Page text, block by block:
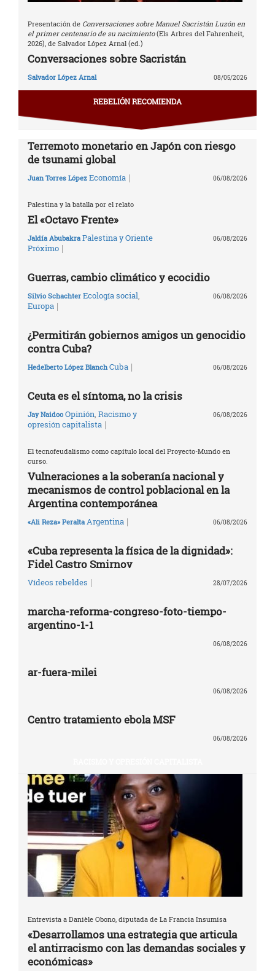
Presentación de Conversaciones sobre Manuel Sacristán Luzón en
el primer centenario de su nacimiento(Els Arbres del Fahrenheit,
2026), de Salvador López Arnal (ed.)
Conversaciones sobre Sacristán
Salvador López Arnal 08/05/2026
REBELIÓN RECOMIENDA
Terremoto monetario en Japón con riesgo
de tsunami global
Juan Torres López Economía | 06/08/2026
Palestina y la batalla por el relato
El «Octavo Frente»
Jaldía Abubakra Palestina y Oriente
Próximo |
06/08/2026
Guerras, cambio climático y ecocidio
Silvio Schachter Ecología social
Europa |
06/08/2026
¿Permitirán gobiernos amigos un genocidio
contra Cuba?
Hedelberto López Blanch Cuba | 06/08/2026
Ceuta es el síntoma, no la crisis
Jay Naidoo Opinión Racismo y
opresión capitalista |
06/08/2026
El tecnofeudalismo como capítulo local del Proyecto-Mundo en
curso.
Vulneraciones a la soberanía nacional y
mecanismos de control poblacional en la
Argentina contemporánea
«Ali Reza» Peralta Argentina | 06/08/2026
«Cuba representa la física de la dignidad»:
Fidel Castro Smirnov
Vídeos rebeldes | 28/07/2026
marcha-reforma-congreso-foto-tiempo-
argentino-1-1
06/08/2026
ar-fuera-milei
06/08/2026
Centro tratamiento ebola MSF
06/08/2026
Entrevista a Danièle Obono, diputada de La Francia Insumisa
«Desarrollamos una estrategia que articula
el antirracismo con las demandas sociales y
económicas»